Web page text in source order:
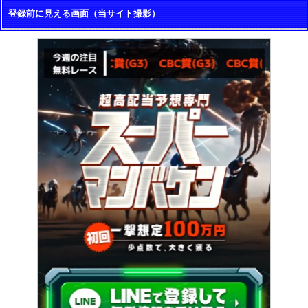
登録前に見える画面（当サイト撮影）